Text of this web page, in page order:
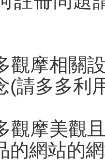
觀摩相關
(請多多利
觀摩美觀
的網站的